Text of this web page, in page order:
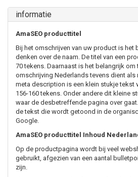
informatie
AmaSEO producttitel
Bij het omschrijven van uw product is het
denken over de naam. De titel van een
70 tekens. Daarnaast is het belangrijk om
omschrijving Nederlands tevens dient als
meta description is een klein stukje tekst
156-160 tekens. Onder andere dit kleine
waar de desbetreffende pagina over
de tekst die wordt getoond in de
Google.
AmaSEO producttitel Inhoud
Op de productpagina wordt bij veel
gebruikt, afgezien van een aantal
zijn.